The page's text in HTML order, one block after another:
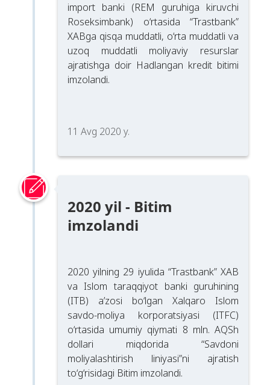
import banki (REM guruhiga kiruvchi
Roseksimbank) o‘rtasida “Trastbank”
XABga qisqa muddatli, o‘rta muddatli va
uzoq muddatli moliyaviy resurslar
ajratishga doir Hadlangan kredit bitimi
imzolandi.
11 Avg 2020 y.
2020 yil - Bitim
imzolandi
2020 yilning 29 iyulida “Trastbank” XAB
va Islom taraqqiyot banki guruhining
(ITB) a’zosi bo‘lgan Xalqaro Islom
savdo-moliya korporatsiyasi (ITFC)
o‘rtasida umumiy qiymati 8 mln. AQSh
dollari miqdorida “Savdoni
moliyalashtirish liniyasi”ni ajratish
to‘g‘risidagi Bitim imzolandi.